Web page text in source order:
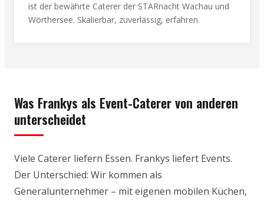
ist der bewährte Caterer der STARnacht Wachau und
Wörthersee. Skalierbar, zuverlässig, erfahren.
Was Frankys als Event-Caterer von anderen
unterscheidet
Viele Caterer liefern Essen. Frankys liefert Events.
Der Unterschied: Wir kommen als
Generalunternehmer – mit eigenen mobilen Küchen,